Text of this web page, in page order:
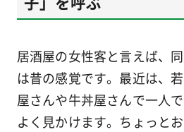
居酒屋の女性客と言えば、
は昔の感覚です。最近は、
屋さんや牛丼屋さんで一人
よく見かけます。ちょっと